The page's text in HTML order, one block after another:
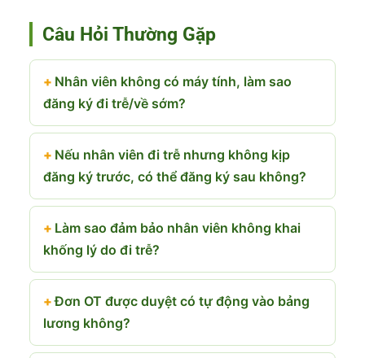
Câu Hỏi Thường Gặp
Nhân viên không có máy tính, làm sao
đăng ký đi trễ/về sớm?
Nếu nhân viên đi trễ nhưng không kịp
đăng ký trước, có thể đăng ký sau không?
Làm sao đảm bảo nhân viên không khai
khống lý do đi trễ?
Đơn OT được duyệt có tự động vào bảng
lương không?